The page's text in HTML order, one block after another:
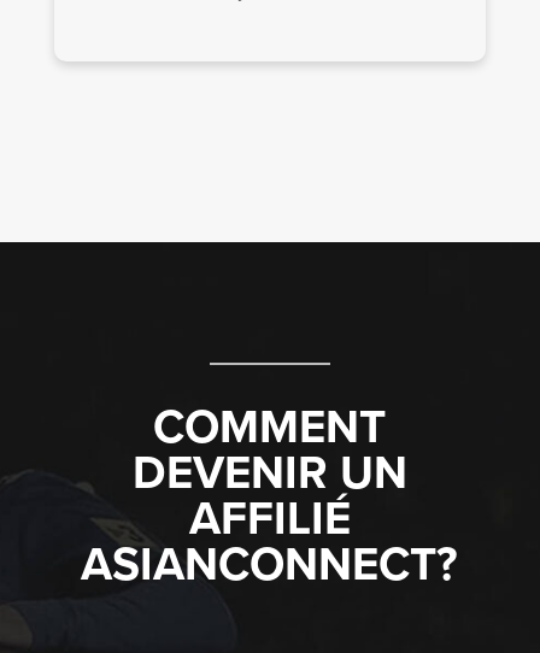
COMMENT
DEVENIR UN
AFFILIÉ
ASIANCONNECT?